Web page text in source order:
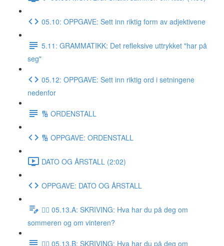
05.10: OPPGAVE: Sett inn riktig form av adjektivene
5.11: GRAMMATIKK: Det refleksive uttrykket "har på
seg"
05.12: OPPGAVE: Sett inn riktig ord i setningene
nedenfor
🔢 ORDENSTALL
🔢 OPPGAVE: ORDENSTALL
DATO OG ÅRSTALL (2:02)
OPPGAVE: DATO OG ÅRSTALL
✍🏼 05.13.A: SKRIVING: Hva har du på deg om
sommeren og om vinteren?
✍🏼 05.13.B: SKRIVING: Hva har du på deg om